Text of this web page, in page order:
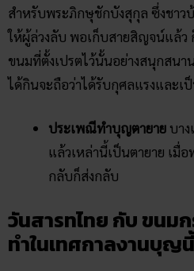
สำหรับพระภิกษุชักบังสุกุล ซึ่งชาว
ให้ผู้ล่วงลับ พอเก็บสายสิญจน์แล้ว
ขนมที่ตั้งเปรตไว้นั้นอย่างสนุกสนาน
ได้กินจะถือว่าได้รับกุศลแรงและเ
ประเพณีทำบุญตายาย บา
แล้วเหล่านี้เป็นตายาย เมื่
กลับก็ส่งกลับ
วันสารทไทย กับ ขนม
ทำในเทศกาลงานบุญนี้